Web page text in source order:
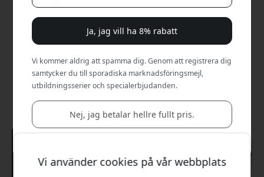
Vi använder cookies på vår webbplats
Ja, jag vill ha 8% rabatt
Vi kommer aldrig att spamma dig. Genom att registrera dig
samtycker du till sporadiska marknadsföringsmejl,
utbildningsserier och specialerbjudanden.
Nej, jag betalar hellre fullt pris.